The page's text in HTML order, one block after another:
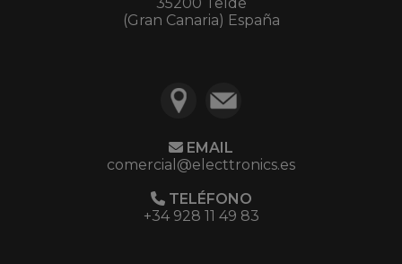
(Gran Canaria) España
EMAIL
comercial@electtronics.es
TELÉFONO
+34 928 11 49 83